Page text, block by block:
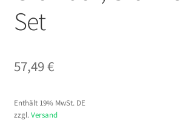
Set
57,49€
Enthält 19% MwSt. DE
zzgl. Versand